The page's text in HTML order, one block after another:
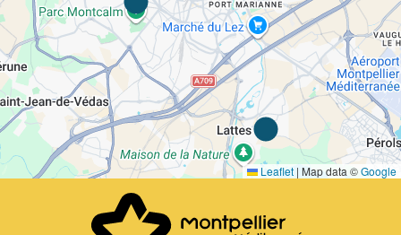
Leaflet | Map data ©Google